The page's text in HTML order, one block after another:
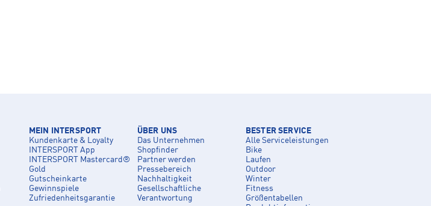
MEIN INTERSPORT
Kundenkarte & Loyalty
INTERSPORT App
INTERSPORT Mastercard®
Gold
Gutscheinkarte
Gewinnspiele
Zufriedenheitsgarantie
ÜBER UNS
Das Unternehmen
Shopfinder
Partner werden
Pressebereich
Nachhaltigkeit
Gesellschaftliche
Verantwortung
BESTER SERVICE
Alle Serviceleistungen
Bike
Laufen
Outdoor
Winter
Fitness
Größentabellen